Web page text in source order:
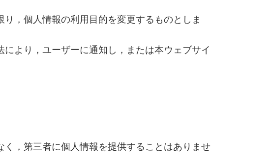
，個人情報の利用目的を変更するものとしま
より，ユーザーに通知し，または本ウェブサイ
，第三者に個人情報を提供することはありませ